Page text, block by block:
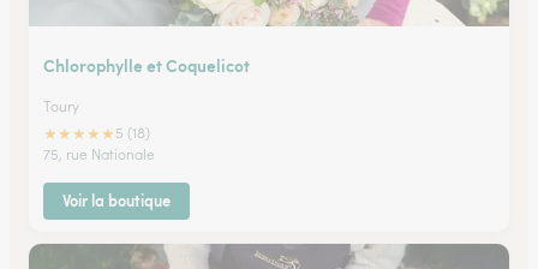
Chlorophylle et Coquelicot
Toury
★★★★★ 5 (18)
75, rue Nationale
Voir la boutique